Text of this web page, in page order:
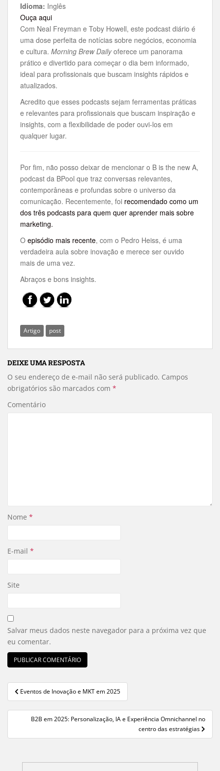
Idioma: Inglês
Ouça aqui
Com Neal Freyman e Toby Howell, este podcast diário é
uma dose perfeita de notícias sobre negócios, economia
e cultura. Morning Brew Dailyoferece um panorama
prático e divertido para começar o dia bem informado,
ideal para profissionais que buscam insights rápidos e
atualizados.
Acredito que esses podcasts sejam ferramentas práticas
e relevantes para profissionais que buscam inspiração e
insights, com a flexibilidade de poder ouvi-los em
qualquer lugar.
Por fim, não posso deixar de mencionar o B is the new A,
podcast da BPool que traz conversas relevantes,
contemporâneas e profundas sobre o universo da
comunicação. Recentemente, foi recomendado como um
dos três podcasts para quem quer aprender mais sobre
marketing.
O episódio mais recente, com o Pedro Heiss, é uma
verdadeira aula sobre inovação e merece ser ouvido
mais de uma vez.
Abraços e bons insights.
Artigo post
DEIXE UMA RESPOSTA
O seu endereço de e-mail não será publicado. Campos
obrigatórios são marcados com *
Comentário
Nome *
E-mail *
Site
Salvar meus dados neste navegador para a próxima vez que
eu comentar.
Navegação de Post
Eventos de Inovação e MKT em 2025
B2B em 2025: Personalização, IA e Experiência Omnichannel no
centro das estratégias